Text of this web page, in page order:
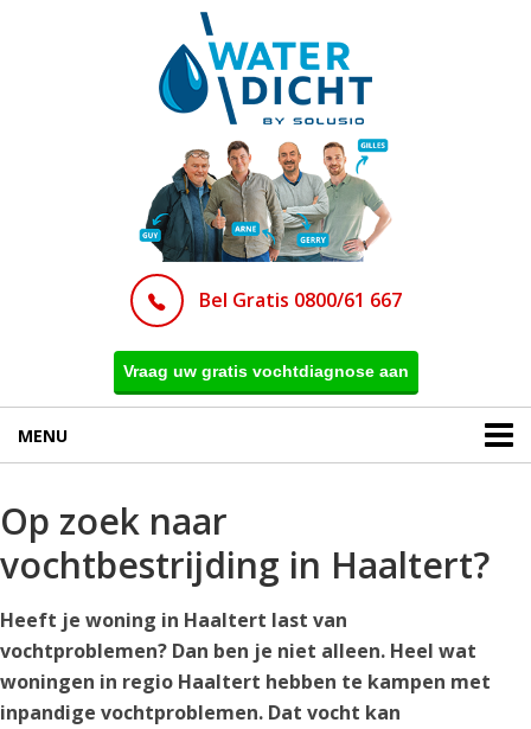
Bel Gratis 0800/61 667
Vraag uw gratis vochtdiagnose aan
MENU
Op zoek naar
vochtbestrijding in Haaltert?
Heeft je woning in Haaltert last van
vochtproblemen? Dan ben je niet alleen. Heel wat
woningen in regio Haaltert hebben te kampen met
inpandige vochtproblemen. Dat vocht kan